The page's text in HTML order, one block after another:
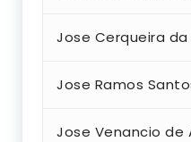
Jose Cerqueira da
Jose Ramos
Jose Venancio de